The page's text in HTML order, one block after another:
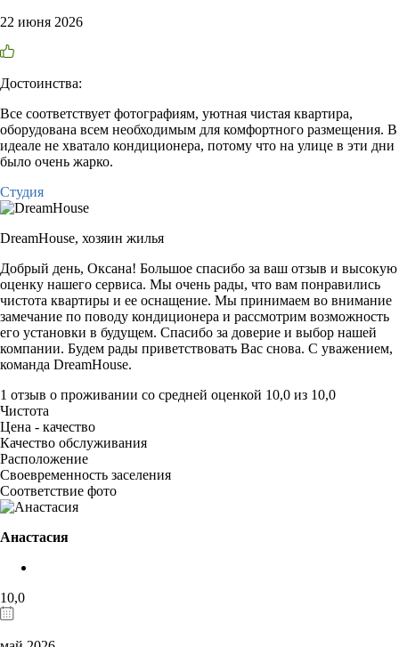
22 июня 2026
Достоинства:
Все соответствует фотографиям, уютная чистая квартира,
оборудована всем необходимым для комфортного размещения. В
идеале не хватало кондиционера, потому что на улице в эти дни
было очень жарко.
Студия
DreamHouse, хозяин жилья
Добрый день, Оксана! Большое спасибо за ваш отзыв и высокую
оценку нашего сервиса. Мы очень рады, что вам понравились
чистота квартиры и ее оснащение. Мы принимаем во внимание
замечание по поводу кондиционера и рассмотрим возможность
его установки в будущем. Спасибо за доверие и выбор нашей
компании. Будем рады приветствовать Вас снова. С уважением,
команда DreamHouse.
1 отзыв о проживании со средней оценкой 10,0 из 10,0
Чистота
Цена - качество
Качество обслуживания
Расположение
Своевременность заселения
Соответствие фото
Анастасия
10,0